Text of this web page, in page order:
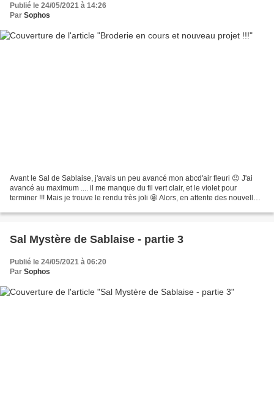
Publié le 24/05/2021 à 14:26
Par Sophos
Avant le Sal de Sablaise, j'avais un peu avancé mon abcd'air fleuri 😉 J'ai
avancé au maximum .... il me manque du fil vert clair, et le violet pour
terminer !!! Mais je trouve le rendu très joli 🤩 Alors, en attente des nouvelles
Sal Mystère de Sablaise - partie 3
Publié le 24/05/2021 à 06:20
Par Sophos